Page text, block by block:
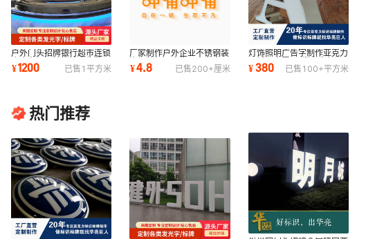
户外门头招牌银行超市连锁
店卡布机场地铁站广告牌异
形门头灯箱
¥1200 已售 1平方米
厂家制作户外企业不锈钢装
饰招牌标识广告亚克力字
led平面发光字
¥4.8 已售200+厘米
灯饰照明广告字制作亚克力
不锈钢金属led发光字标识
标牌招牌制作
¥380 已售 100+平方米
热门推荐